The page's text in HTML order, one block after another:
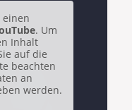
einen
. Um
Inhalt
auf die
beachten
an
werden.